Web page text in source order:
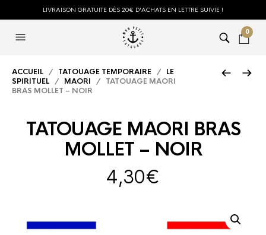
LIVRAISON GRATUITE DÈS 20€ D'ACHATS EN LETTRE SUIVIE !
0
ACCUEIL / TATOUAGE TEMPORAIRE / LE
SPIRITUEL / MAORI / TATOUAGE MAORI
BRAS MOLLET – NOIR
TATOUAGE MAORI BRAS
MOLLET – NOIR
4,30€